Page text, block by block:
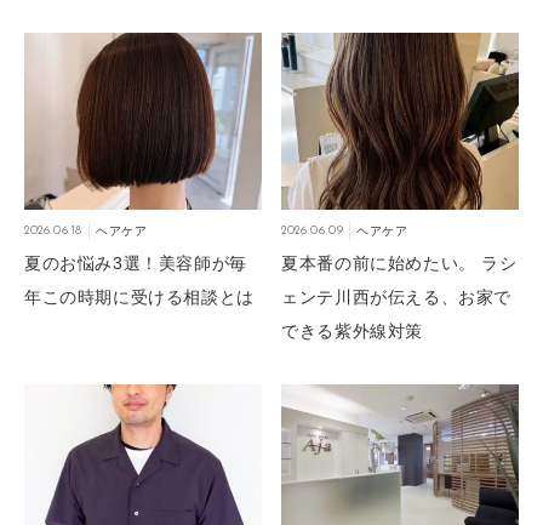
2026.06.18 ヘアケア
夏のお悩み3選！美容師が毎
年この時期に受ける相談とは
2026.06.09 ヘアケア
夏本番の前に始めたい。 ラシ
ェンテ川西が伝える、お家で
できる紫外線対策